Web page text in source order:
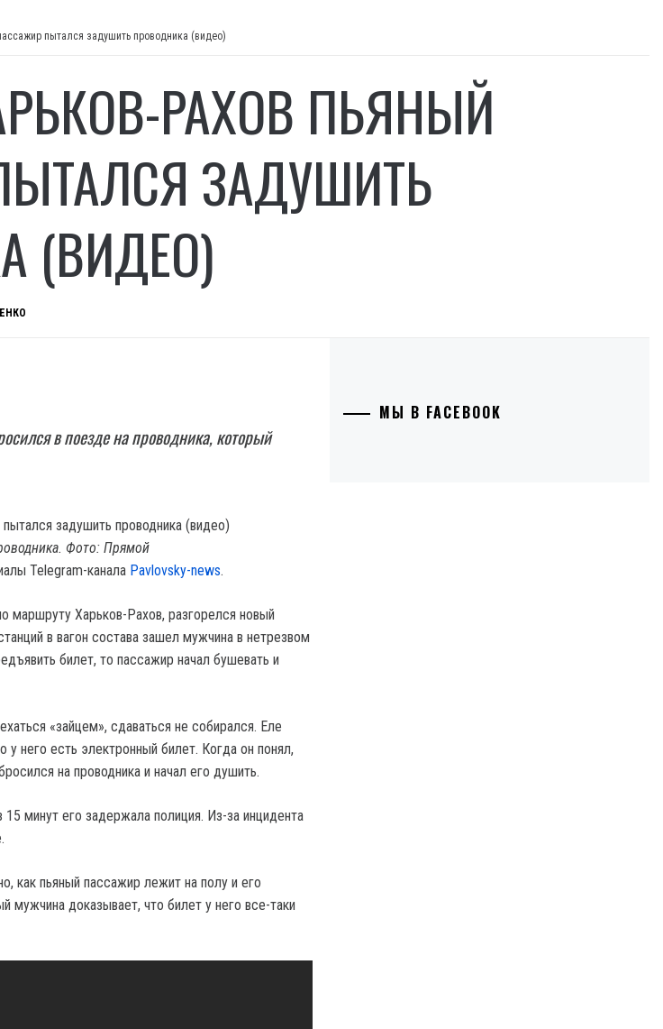
пытался задушить проводника (видео)
РАХОВ ПЬЯНЫЙ
ЗАДУШИТЬ
(ВИДЕО)
в поезде на проводника, который
Фото: Прямой
Telegram-канала Pavlovsky-news.
маршруту Харьков-Рахов, разгорелся новый
в вагон состава зашел мужчина в нетрезвом
билет, то пассажир начал бушевать и
«зайцем», сдаваться не собирался. Еле
у него есть электронный билет. Когда он понял,
на проводника и начал его душить.
минут его задержала полиция. Из-за инцидента
как пьяный пассажир лежит на полу и его
мужчина доказывает, что билет у него все-таки
МЫ В FACEBOOK